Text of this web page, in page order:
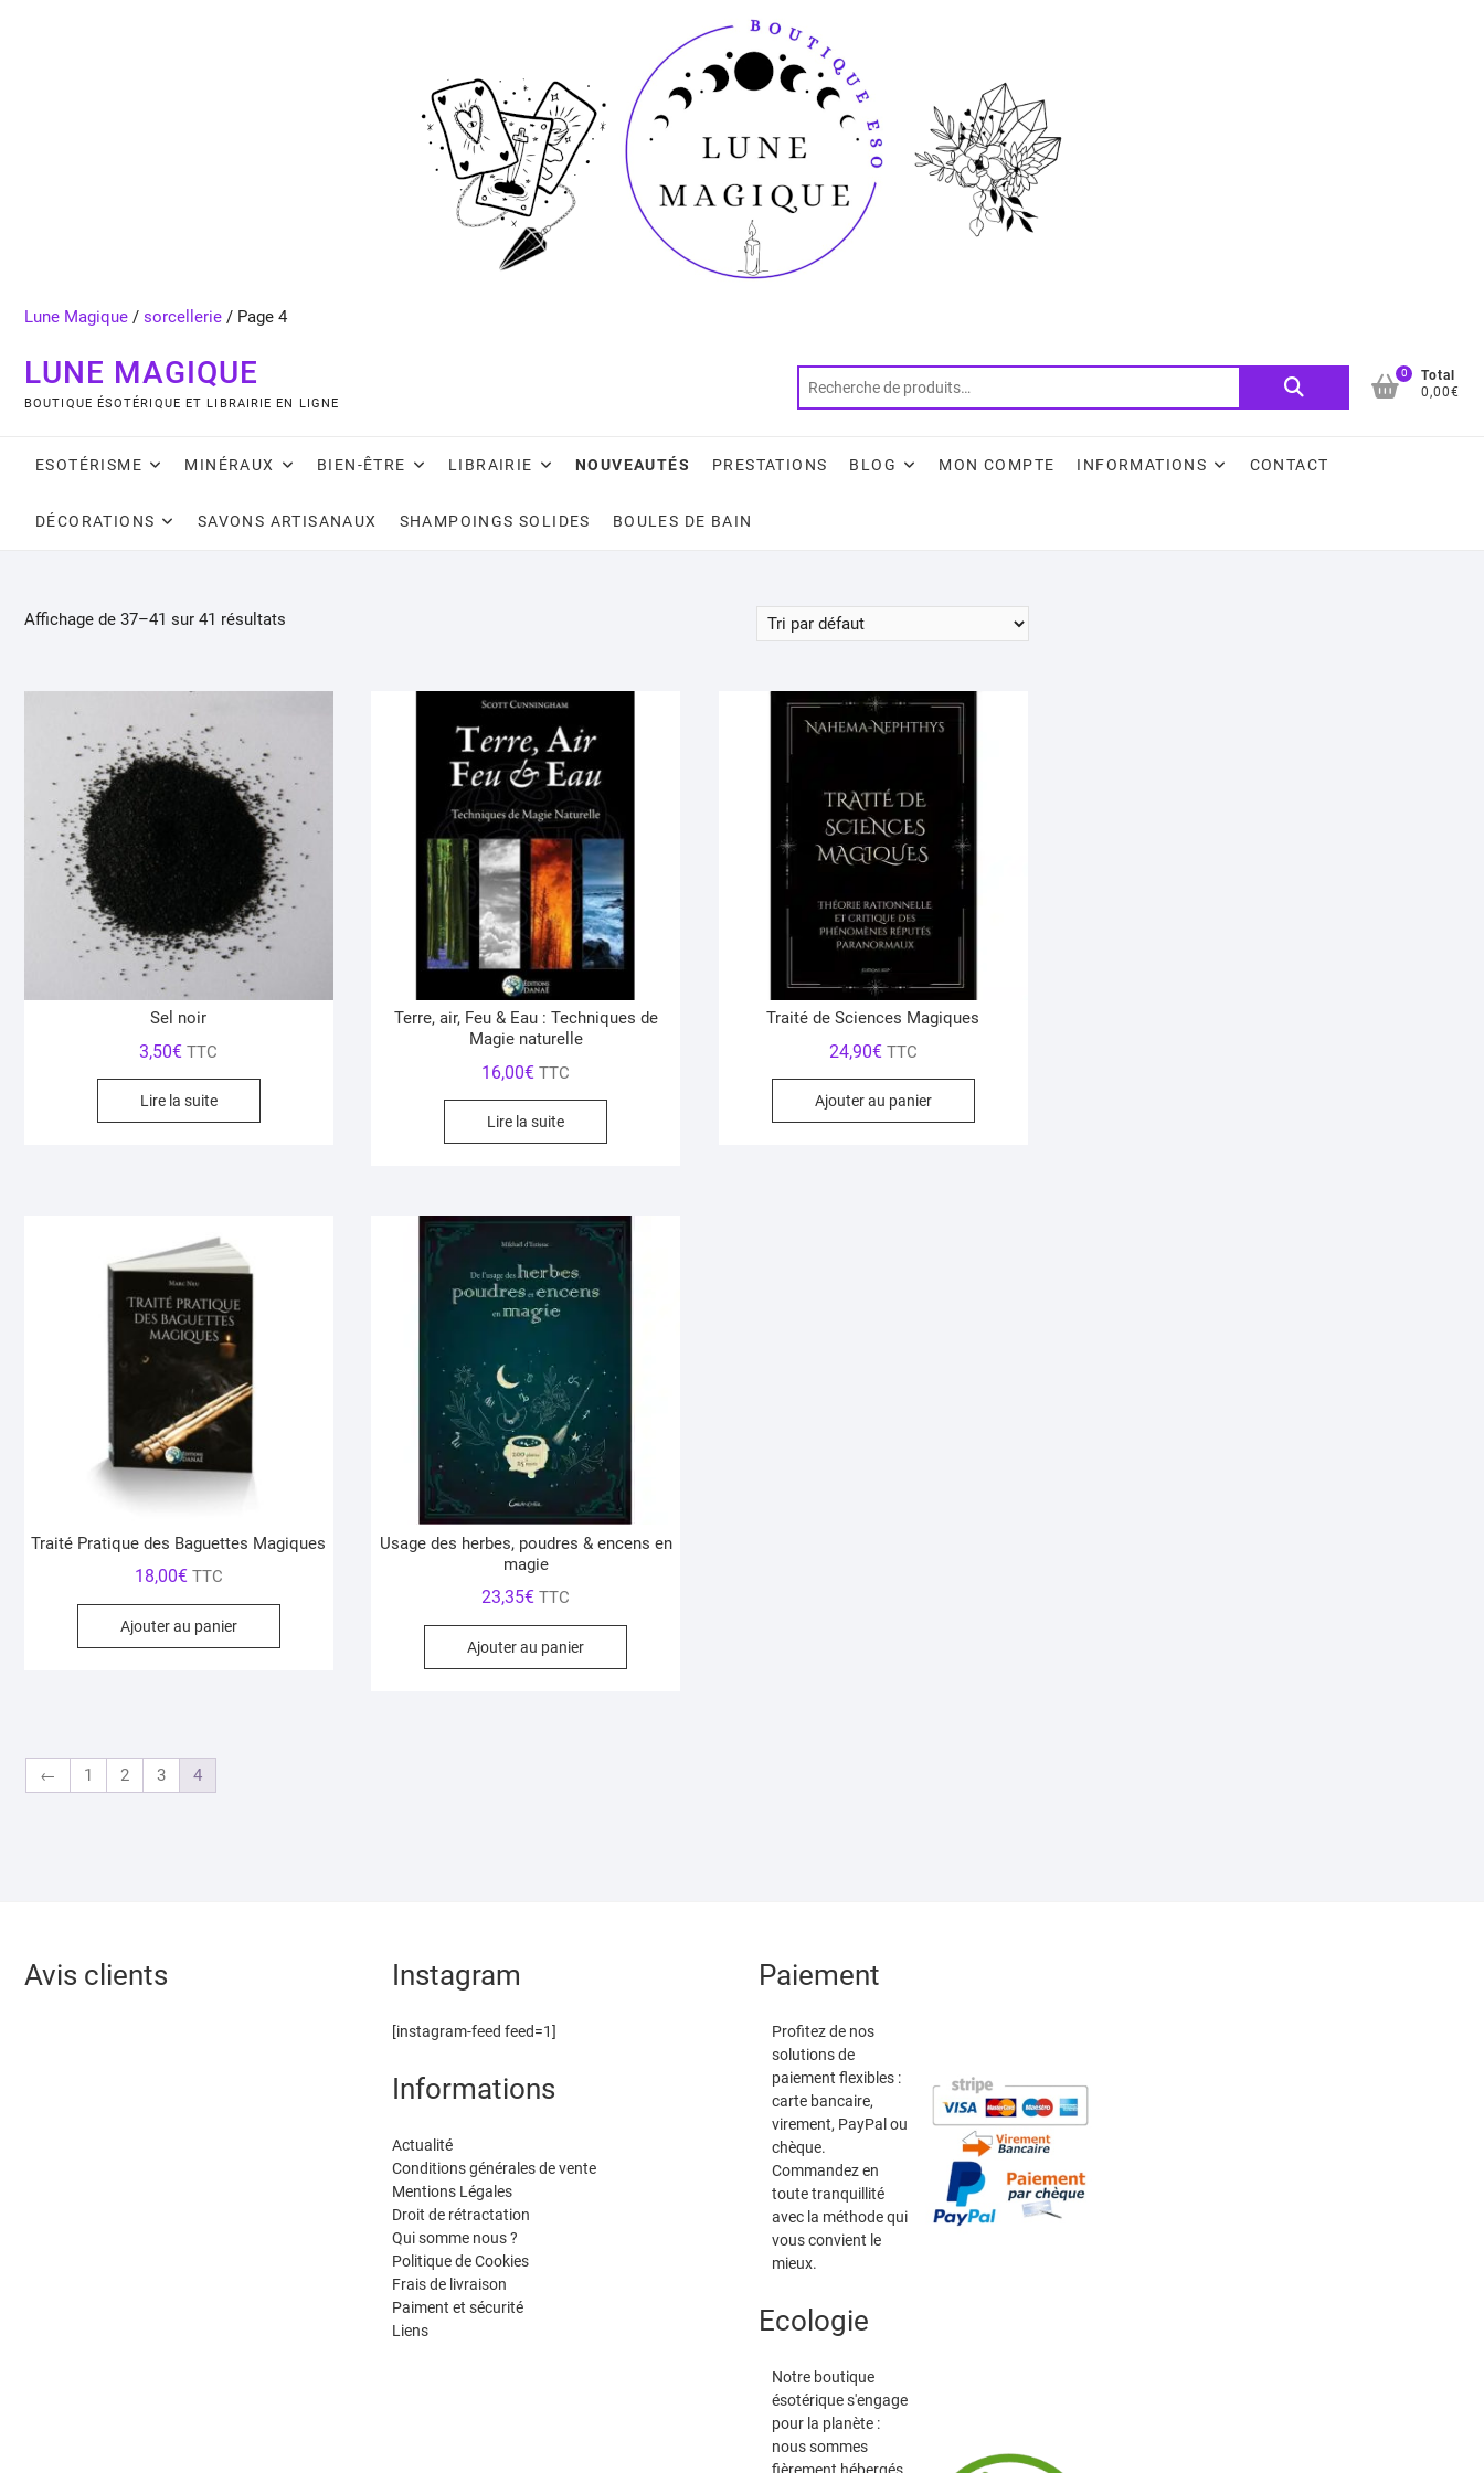
Lune Magique / sorcellerie / Page 4
LUNE MAGIQUE
BOUTIQUE ÉSOTÉRIQUE ET LIBRAIRIE EN LIGNE
Recherche
0
Total
0,00€
ESOTÉRISME MINÉRAUX BIEN-ÊTRE LIBRAIRIE NOUVEAUTÉS PRESTATIONS BLOG MON COMPTE INFORMATIONS CONTACT
DÉCORATIONS SAVONS ARTISANAUX SHAMPOINGS SOLIDES BOULES DE BAIN
Affichage de 37–41 sur 41 résultats
Sel noir
3,50€ TTC
Lire la suite
Terre, air, Feu & Eau : Techniques de
Magie naturelle
16,00€ TTC
Lire la suite
Traité de Sciences Magiques
24,90€ TTC
Ajouter au panier
Traité Pratique des Baguettes Magiques
18,00€ TTC
Ajouter au panier
Usage des herbes, poudres & encens en
magie
23,35€ TTC
Ajouter au panier
← 1 2 3 4
Avis clients Instagram
[instagram-feed feed=1]
Informations
Actualité
Conditions générales de vente
Mentions Légales
Droit de rétractation
Qui somme nous ?
Politique de Cookies
Frais de livraison
Paiment et sécurité
Liens
Paiement
Profitez de nos
solutions de
paiement flexibles :
carte bancaire,
virement, PayPal ou
chèque.
Commandez en
toute tranquillité
avec la méthode qui
vous convient le
mieux.
Ecologie
Notre boutique
ésotérique s'engage
pour la planète :
nous sommes